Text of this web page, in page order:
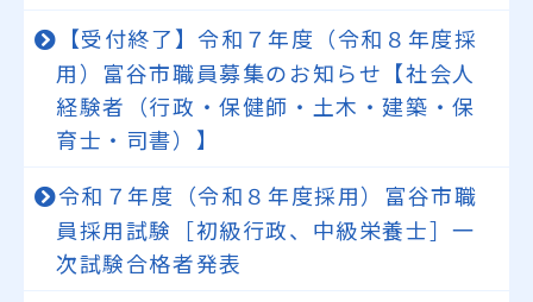
【受付終了】令和７年度（令和８年度採
用）富谷市職員募集のお知らせ【社会人
経験者（行政・保健師・土木・建築・保
育士・司書）】
令和７年度（令和８年度採用）富谷市職
員採用試験［初級行政、中級栄養士］一
次試験合格者発表